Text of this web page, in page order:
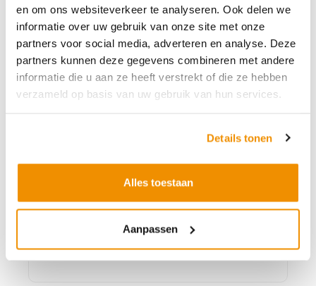
en om ons websiteverkeer te analyseren. Ook delen we
informatie over uw gebruik van onze site met onze
partners voor social media, adverteren en analyse. Deze
partners kunnen deze gegevens combineren met andere
informatie die u aan ze heeft verstrekt of die ze hebben
verzameld op basis van uw gebruik van hun services.
Details tonen
Alles toestaan
Aanpassen
Bij iUsed altijd inclusief;
3 jaar garantie
Gratis verzending
Kopen bij dé Apple specialist
Binnen 1 a 2 werkdagen in huis
iDEAL | Wero
Bancontact PayPal
IN3 - 3 termijnen
BankoverschrijvingPinnen/contant bij afhalen